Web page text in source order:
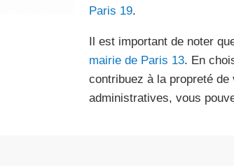
Paris 19.
Il est important de noter
mairie de Paris 13. En
contribuez à la propreté de
administratives, vous